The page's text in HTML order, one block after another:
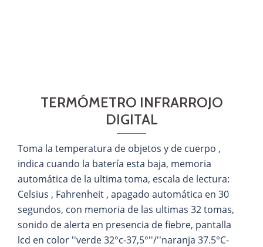
TERMÓMETRO INFRARROJO
DIGITAL
Toma la temperatura de objetos y de cuerpo ,
indica cuando la batería esta baja, memoria
automática de la ultima toma, escala de lectura:
Celsius , Fahrenheit , apagado automática en 30
segundos, con memoria de las ultimas 32 tomas,
sonido de alerta en presencia de fiebre, pantalla
lcd en color ''verde 32°c-37,5°''/''naranja 37.5°C-